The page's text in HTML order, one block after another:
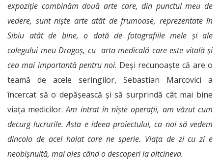
expoziție combinăm două arte care, din punctul meu de
vedere, sunt niște arte atât de frumoase, reprezentate în
Sibiu atât de bine, o dată de fotografiile mele și ale
colegului meu Dragoș, cu arta medicală care este vitală și
cea mai importantă pentru noi. Deși recunoaște că are o
teamă de acele seringilor, Sebastian Marcovici a
încercat să o depășească și să surprindă cât mai bine
viața medicilor.Am intrat în niște operații, am văzut cum
decurg lucrurile. Asta e ideea proiectului, ca noi să vedem
dincolo de acel halat care ne sperie. Viața de zi cu zi e
neobișnuită, mai ales când o descoperi la altcineva.